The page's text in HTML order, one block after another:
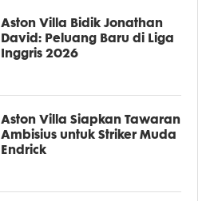
Aston Villa Bidik Jonathan
David: Peluang Baru di Liga
Inggris 2026
Aston Villa Siapkan Tawaran
Ambisius untuk Striker Muda
Endrick